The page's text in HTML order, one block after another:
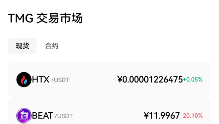
TMG 交易市场
现货 合约
HTX /USDT ¥0.00001226475+0.05%
BEAT /USDT ¥11.9967-20.10%